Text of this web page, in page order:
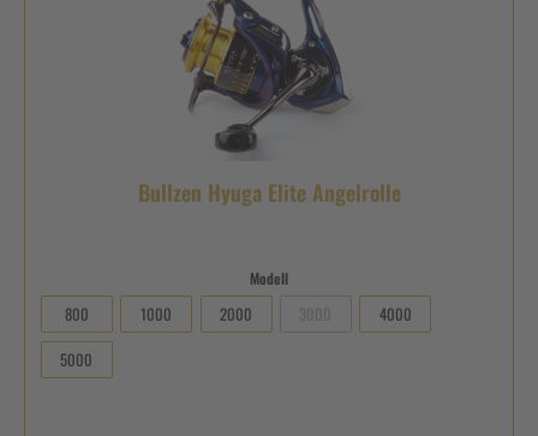
Bullzen Hyuga Elite Angelrolle
Modell
800 1000 2000
4000
5000